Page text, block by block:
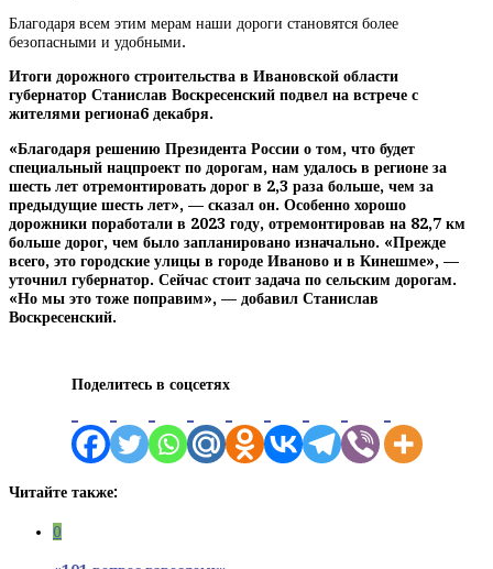
Благодаря всем этим мерам наши дороги становятся более
безопасными и удобными.
Итоги дорожного строительства в Ивановской области
губернатор Станислав Воскресенский подвел на встрече с
жителями региона6 декабря.
«Благодаря решению Президента России о том, что будет
специальный нацпроект по дорогам, нам удалось в регионе за
шесть лет отремонтировать дорог в 2,3 раза больше, чем за
предыдущие шесть лет», — сказал он. Особенно хорошо
дорожники поработали в 2023 году, отремонтировав на 82,7 км
больше дорог, чем было запланировано изначально. «Прежде
всего, это городские улицы в городе Иваново и в Кинешме», —
уточнил губернатор. Сейчас стоит задача по сельским дорогам.
«Но мы это тоже поправим», — добавил Станислав
Воскресенский.
Поделитесь в соцсетях
Читайте также:
0